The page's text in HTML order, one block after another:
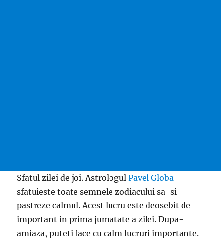
Sfatul zilei de joi. AstrologulPavel Globa
sfatuieste toate semnele zodiacului sa-si
pastreze calmul. Acest lucru este deosebit de
important in prima jumatate a zilei. Dupa-
amiaza, puteti face cu calm lucruri importante.